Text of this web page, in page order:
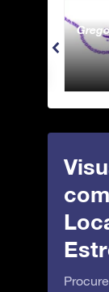
Grego